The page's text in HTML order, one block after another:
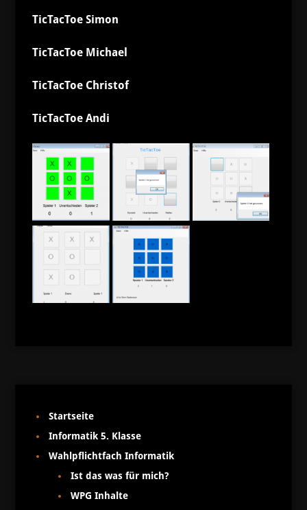
TicTacToe Simon
TicTacToe Michael
TicTacToe Christof
TicTacToe Andi
Startseite
Informatik 5. Klasse
Wahlpflichtfach Informatik
Ist das was für mich?
WPG Inhalte